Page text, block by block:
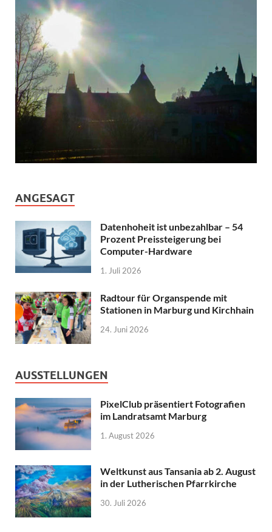
ANGESAGT
Datenhoheit ist unbezahlbar – 54
Prozent Preissteigerung bei
Computer-Hardware
1. Juli 2026
Radtour für Organspende mit
Stationen in Marburg und Kirchhain
24. Juni 2026
AUSSTELLUNGEN
PixelClub präsentiert Fotografien
im Landratsamt Marburg
1. August 2026
Weltkunst aus Tansania ab 2. August
in der Lutherischen Pfarrkirche
30. Juli 2026